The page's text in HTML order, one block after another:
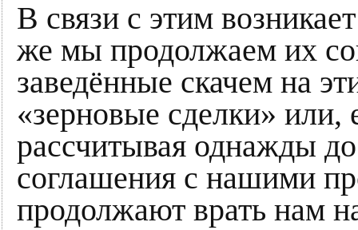
В связи с этим
же мы продолжаем их
заведённые скачем на
«зерновые сделки» или,
рассчитывая однажды
соглашения с нашими
продолжают врать нам